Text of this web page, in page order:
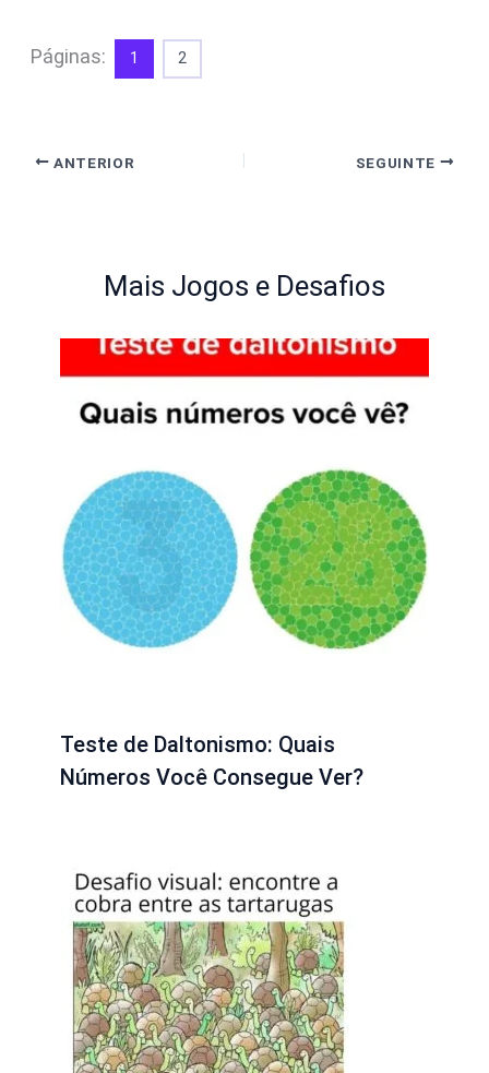
Páginas: 1 2
ANTERIOR SEGUINTE
Mais Jogos e Desafios
Teste de Daltonismo: Quais
Números Você Consegue Ver?